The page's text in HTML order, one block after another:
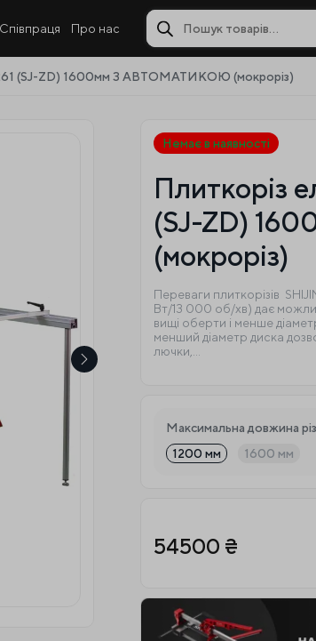
Співпраця Про нас
(SJ-ZD) 1600мм З АВТОМАТИКОЮ (мокроріз)
Немає в наявності
Плиткоріз
(SJ-ZD)
(мокроріз)
Переваги плиткорізів
Вт/13 000 об/хв) дає
вищі оберти і менше
менший діаметр диска
лючки,…
Максимальна довжина
1200 мм
1600 мм
54500 ₴